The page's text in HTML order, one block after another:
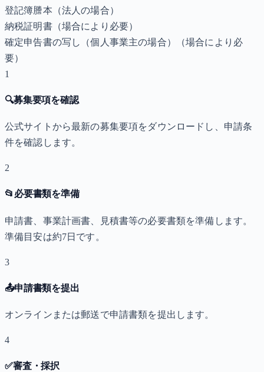
登記簿謄本（法人の場合）
納税証明書（場合により必要）
確定申告書の写し（個人事業主の場合）
（場合により必
要）
1
🔍募集要項を確認
公式サイトから最新の募集要項をダウンロードし、申請条
件を確認します。
2
📂 必要書類を準備
申請書、事業計画書、見積書等の必要書類を準備します。
準備目安は約7日です。
3
📤申請書類を提出
オンラインまたは郵送で申請書類を提出します。
4
✅審査・採択